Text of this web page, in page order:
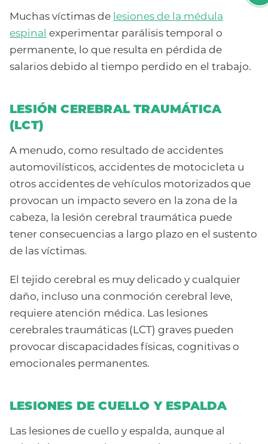
Muchas víctimas de lesiones de la médula
espinal experimentar parálisis temporal o
permanente, lo que resulta en pérdida de
salarios debido al tiempo perdido en el trabajo.
LESIÓN CEREBRAL TRAUMÁTICA
(LCT)
A menudo, como resultado de accidentes
automovilísticos, accidentes de motocicleta u
otros accidentes de vehículos motorizados que
provocan un impacto severo en la zona de la
cabeza, la lesión cerebral traumática puede
tener consecuencias a largo plazo en el sustento
de las víctimas.
El tejido cerebral es muy delicado y cualquier
daño, incluso una conmoción cerebral leve,
requiere atención médica. Las lesiones
cerebrales traumáticas (LCT) graves pueden
provocar discapacidades físicas, cognitivas o
emocionales permanentes.
LESIONES DE CUELLO Y ESPALDA
Las lesiones de cuello y espalda, aunque al